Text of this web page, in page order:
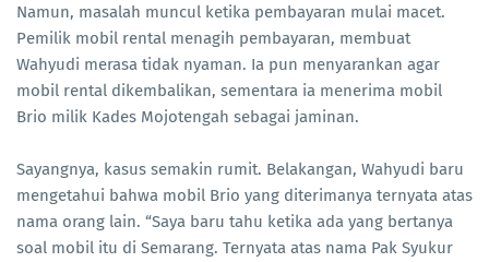
Namun, masalah muncul ketika pembayaran mulai macet.
Pemilik mobil rental menagih pembayaran, membuat
Wahyudi merasa tidak nyaman. Ia pun menyarankan agar
mobil rental dikembalikan, sementara ia menerima mobil
Brio milik Kades Mojotengah sebagai jaminan.
Sayangnya, kasus semakin rumit. Belakangan, Wahyudi baru
mengetahui bahwa mobil Brio yang diterimanya ternyata atas
nama orang lain. “Saya baru tahu ketika ada yang bertanya
soal mobil itu di Semarang. Ternyata atas nama Pak Syukur